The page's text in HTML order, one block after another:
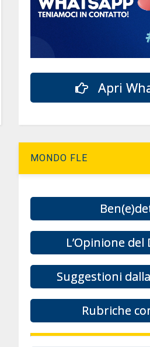
Apri
MONDO FLE
L’Opinione
Suggestioni
Rubriche